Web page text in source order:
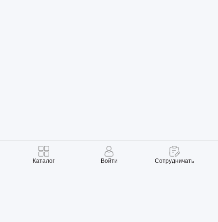
Каталог Войти Сотрудничать